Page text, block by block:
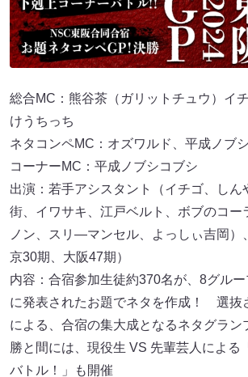
総合MC：熊谷茶（ガリットチュウ）イ
けうちっち
ネタコンペMC：オズワルド、平成ノブ
コーナーMC：平成ノブシコブシ
出演：若手アシスタント（イチゴ、しん
街、イワサキ、江戸ベルト、ボブのコー
ノン、スリ―マンセル、よっしぃ吉岡）
京30期、大阪47期）
内容：合宿参加生徒約370名が、8グルー
に発表されたお題でネタを作成！ 選抜
による、合宿の集大成となるネタグラ
勝と間には、現役生 VS 先輩芸人による
バトル！」も開催